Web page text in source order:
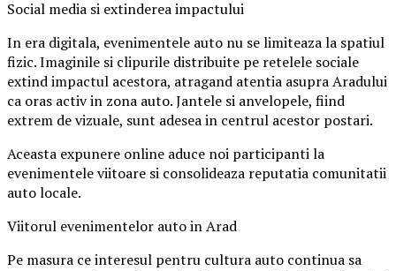
Social media si extinderea impactului
In era digitala, evenimentele auto nu se limiteaza la spatiul
fizic. Imaginile si clipurile distribuite pe retelele sociale
extind impactul acestora, atragand atentia asupra Aradului
ca oras activ in zona auto. Jantele si anvelopele, fiind
extrem de vizuale, sunt adesea in centrul acestor postari.
Aceasta expunere online aduce noi participanti la
evenimentele viitoare si consolideaza reputatia comunitatii
auto locale.
Viitorul evenimentelor auto in Arad
Pe masura ce interesul pentru cultura auto continua sa